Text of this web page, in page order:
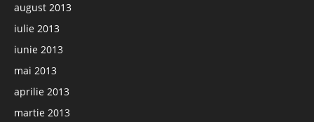
august 2013
iulie 2013
iunie 2013
mai 2013
aprilie 2013
martie 2013